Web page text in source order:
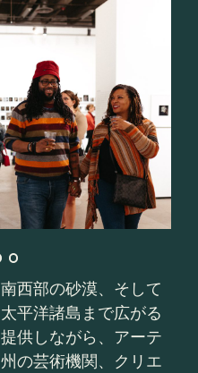
西部の砂漠、そして
平洋諸島まで広がる
供しながら、アーテ
の芸術機関、クリエ